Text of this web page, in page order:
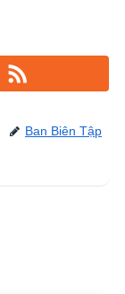
Ban Biên Tập